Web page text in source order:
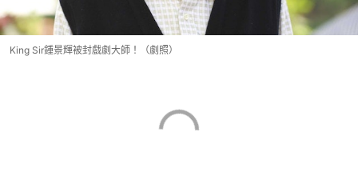
King Sir鍾景輝被封戲劇大師！（劇照）